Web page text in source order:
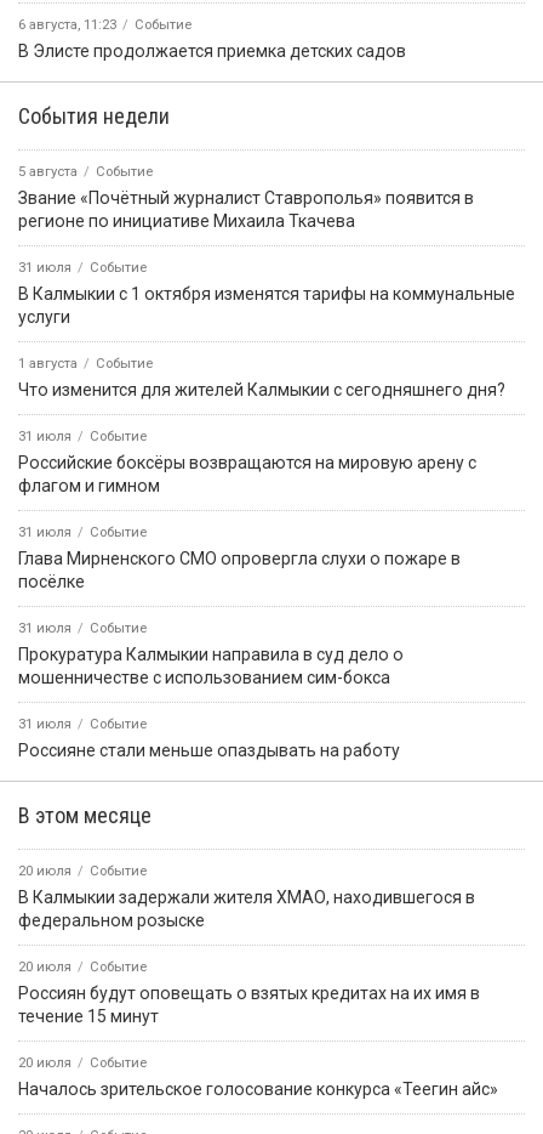
6 августа, 11:23 Событие
В Элисте продолжается приемка детских садов
События недели
5 августа Событие
Звание «Почётный журналист Ставрополья» появится в
регионе по инициативе Михаила Ткачева
31 июля Событие
В Калмыкии с 1 октября изменятся тарифы на коммунальные
услуги
1 августа Событие
Что изменится для жителей Калмыкии с сегодняшнего дня?
31 июля Событие
Российские боксёры возвращаются на мировую арену с
флагом и гимном
31 июля Событие
Глава Мирненского СМО опровергла слухи о пожаре в
посёлке
31 июля Событие
Прокуратура Калмыкии направила в суд дело о
мошенничестве с использованием сим-бокса
31 июля Событие
Россияне стали меньше опаздывать на работу
В этом месяце
20 июля Событие
В Калмыкии задержали жителя ХМАО, находившегося в
федеральном розыске
20 июля Событие
Россиян будут оповещать о взятых кредитах на их имя в
течение 15 минут
20 июля Событие
Началось зрительское голосование конкурса «Теегин айс»